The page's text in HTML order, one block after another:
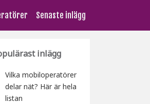
Senaste inlägg
inlägg
Vilka mobiloperatörer
delar nät? Här är hela
listan